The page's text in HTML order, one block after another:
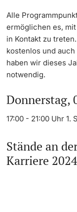
weitere
Termine &
Informationen,
Studienberatung
Im Studium
Veranstaltungen
Stellenbörse
Arbeitgeber von
Team
Weiterbildung
Universität
Alle
ermöglichen es,
in Kontakt zu
kostenlos und
haben wir dieses
notwendig.
Donnerstag,
17:00 - 21:00 Uhr
Stände an
Karriere 2024